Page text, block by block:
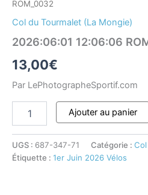
ROM_0032
Col du Tourmalet (La Mongie)
2026:06:01 12:06:06
13,00€
Par LePhotographeSportif.com
Ajouter au panier
UGS : 687-347-71 Catégorie :
Étiquette : 1er Juin 2026 Vélos